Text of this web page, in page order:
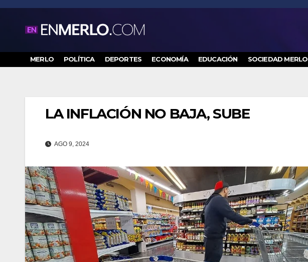
Saltar
contenido
MERLO POLÍTICA DEPORTES ECONOMÍA EDUCACIÓN SOCIEDAD MERLO
LA INFLACIÓN NO BAJA, SUBE
AGO 9, 2024